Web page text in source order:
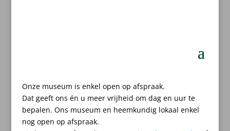
Onze museum is enkel open op afspraak.
Dat geeft ons én u meer vrijheid om dag en uur te
bepalen. Ons museum en heemkundig lokaal enkel
nog open op afspraak.